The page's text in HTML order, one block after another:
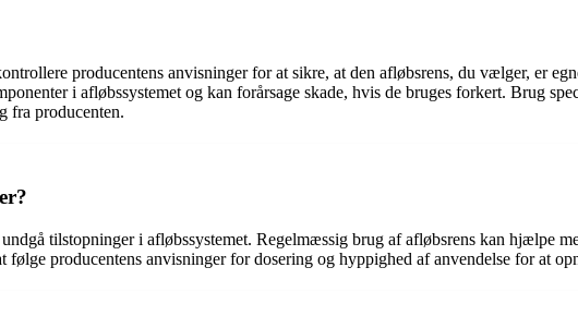
producentens anvisninger for at sikre, at den afløbsrens, du vælger, er
i afløbssystemet og kan forårsage skade, hvis de bruges forkert. Brug
fra producenten.
tilstopninger i afløbssystemet. Regelmæssig brug af afløbsrens kan hjælpe
producentens anvisninger for dosering og hyppighed af anvendelse for at